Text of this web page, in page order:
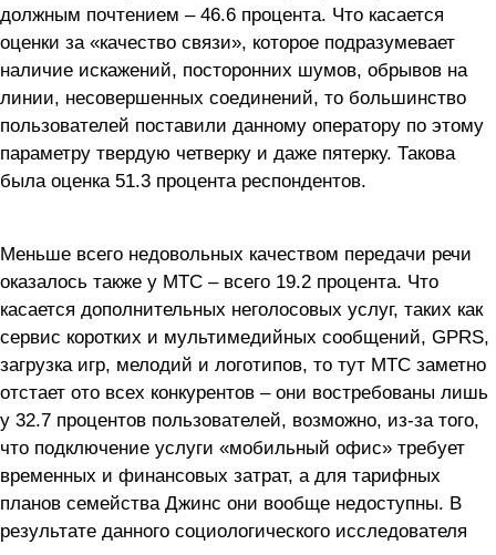
должным почтением – 46.6 процента. Что касается
оценки за «качество связи», которое подразумевает
наличие искажений, посторонних шумов, обрывов на
линии, несовершенных соединений, то большинство
пользователей поставили данному оператору по этому
параметру твердую четверку и даже пятерку. Такова
была оценка 51.3 процента респондентов.
Меньше всего недовольных качеством передачи речи
оказалось также у МТС – всего 19.2 процента. Что
касается дополнительных неголосовых услуг, таких как
сервис коротких и мультимедийных сообщений, GPRS,
загрузка игр, мелодий и логотипов, то тут МТС заметно
отстает ото всех конкурентов – они востребованы лишь
у 32.7 процентов пользователей, возможно, из-за того,
что подключение услуги «мобильный офис» требует
временных и финансовых затрат, а для тарифных
планов семейства Джинс они вообще недоступны. В
результате данного социологического исследователя